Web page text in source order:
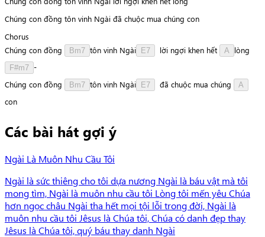
Chúng con đồng tôn vinh Ngài đã chuộc mua chúng con
Chorus
Chúng con đồng Bm7 tôn vinh Ngài E7 lời ngợi khen hết A lòng
F#m7 -
Chúng con đồng Bm7 tôn vinh Ngài E7 đã chuộc mua chúng A
con
Các bài hát gợi ý
Ngài Là Muôn Nhu Cầu Tôi
Ngài là sức thiêng cho tôi dựa nương Ngài là báu vật mà tôi
mong tìm, Ngài là muôn nhu cầu tôi Lòng tôi mến yêu Chúa
hơn ngọc châu Ngài tha hết mọi tội lỗi trong đời, Ngài là
muôn nhu cầu tôi Jêsus là Chúa tôi, Chúa có danh đẹp thay
Jêsus là Chúa tôi, quý báu thay danh Ngài